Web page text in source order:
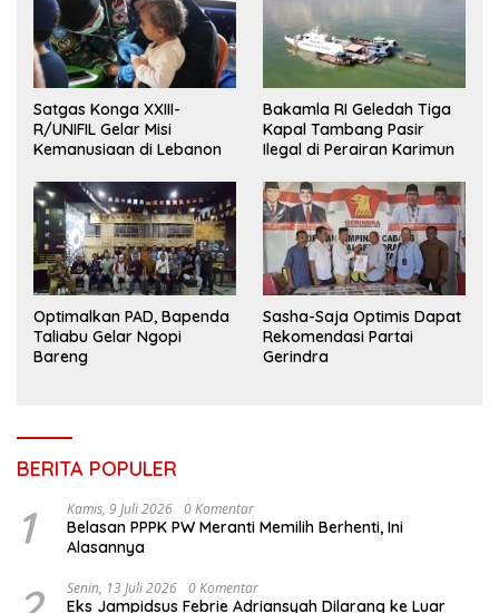
Satgas Konga XXIII-
R/UNIFIL Gelar Misi
Kemanusiaan di Lebanon
Bakamla RI Geledah Tiga
Kapal Tambang Pasir
Ilegal di Perairan Karimun
Optimalkan PAD, Bapenda
Taliabu Gelar Ngopi
Bareng
Sasha-Saja Optimis Dapat
Rekomendasi Partai
Gerindra
BERITA POPULER
1 Kamis, 9 Juli 2026 0 Komentar
Belasan PPPK PW Meranti Memilih Berhenti, Ini
Alasannya
Senin, 13 Juli 2026 0 Komentar
Eks Jampidsus Febrie Adriansyah Dilarang ke Luar